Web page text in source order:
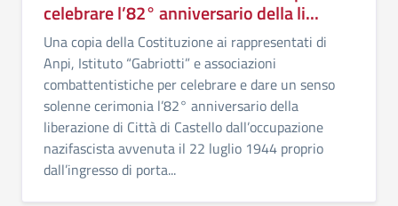
celebrare l’82° anniversario della li...
Una copia della Costituzione ai rappresentati di
Anpi, Istituto “Gabriotti” e associazioni
combattentistiche per celebrare e dare un senso
solenne cerimonia l’82° anniversario della
liberazione di Città di Castello dall’occupazione
nazifascista avvenuta il 22 luglio 1944 proprio
dall’ingresso di porta...